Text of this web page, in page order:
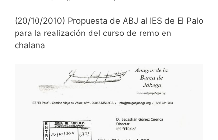
(20/10/2010) Propuesta de ABJ al IES de El Palo
para la realización del curso de remo en
chalana